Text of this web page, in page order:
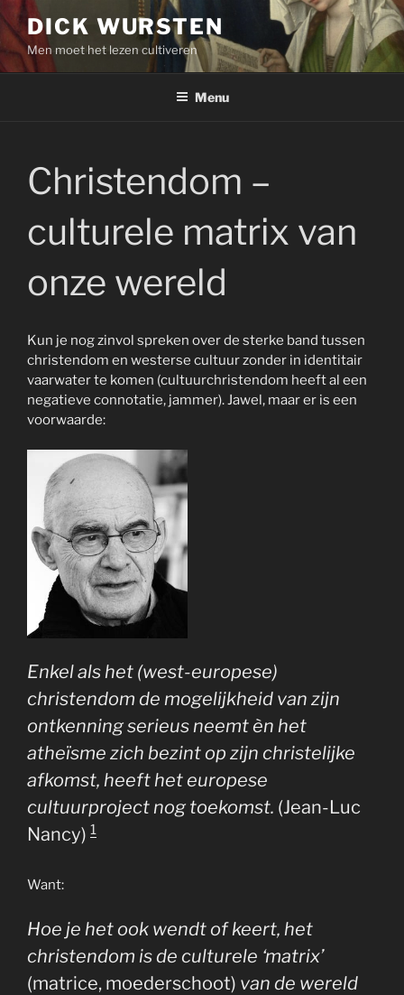
Skip
to
content
DICK WURSTEN
Men moet het lezen cultiveren
Menu
Christendom –
culturele matrix van
onze wereld
Kun je nog zinvol spreken over de sterke band tussen
christendom en westerse cultuur zonder in identitair
vaarwater te komen (cultuurchristendom heeft al een
negatieve connotatie, jammer). Jawel, maar er is een
voorwaarde:
Enkel als het (west-europese)
christendom de mogelijkheid van zijn
ontkenning serieus neemt èn het
atheïsme zich bezint op zijn christelijke
afkomst, heeft het europese
cultuurproject nog toekomst. (Jean-Luc
Nancy) 1
Want:
Hoe je het ook wendt of keert, het
christendom is de culturele ‘matrix’
(matrice, moederschoot) van de wereld